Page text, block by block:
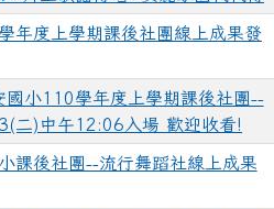
年度上學期課後社團線上成果發
國小110學年度上學期課後社團--
二)中午12:06入場 歡迎收看!
課後社團--流行舞蹈社線上成果